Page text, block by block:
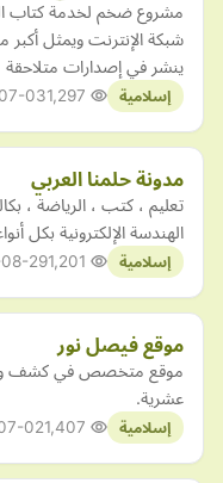
مشروع ضخم لخدمة كتاب
شبكة الإنترنت ويمثل أكبر
ينشر في إصدارات متلاحقة
إسلامية 03
مدونة حلمنا العربي
تعليم ، كتب ، الرياضة ،
الهندسة الإلكترونية بكل
إسلامية 29
موقع فيصل نور
موقع متخصص في كشف
عشرية.
إسلامية 02